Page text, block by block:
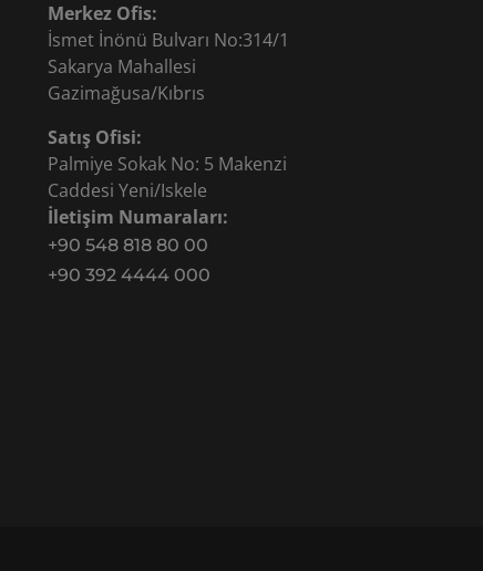
Merkez Ofis:
İsmet İnönü Bulvarı No:314/1
Sakarya Mahallesi
Gazimağusa/Kıbrıs
Satış Ofisi:
Palmiye Sokak No: 5 Makenzi
Caddesi Yeni/Iskele
İletişim Numaraları:
+90 548 818 80 00
+90 392 4444 000